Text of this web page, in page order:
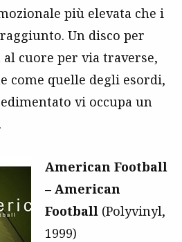
più elevata che i
Un disco per
al cuore per via traverse,
come quelle degli esordi,
vi occupa un
American Football
– American
Football (Polyvinyl,
1999)